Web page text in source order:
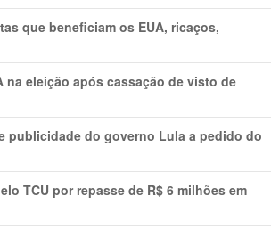
que beneficiam os EUA, ricaços,
na eleição após cassação de visto de
publicidade do governo Lula a pedido do
TCU por repasse de R$ 6 milhões em